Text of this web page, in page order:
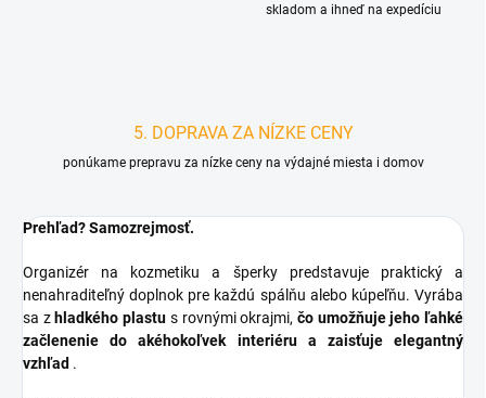
skladom a ihneď na expedíciu
5. DOPRAVA ZA NÍZKE CENY
ponúkame prepravu za nízke ceny na výdajné miesta i domov
Prehľad? Samozrejmosť.
Organizér na kozmetiku a šperky predstavuje praktický a
nenahraditeľný doplnok pre každú spálňu alebo kúpeľňu. Vyrába
sa z hladkého plastu s rovnými okrajmi, čo umožňuje jeho ľahké
začlenenie do akéhokoľvek interiéru a zaisťuje elegantný
vzhľad .